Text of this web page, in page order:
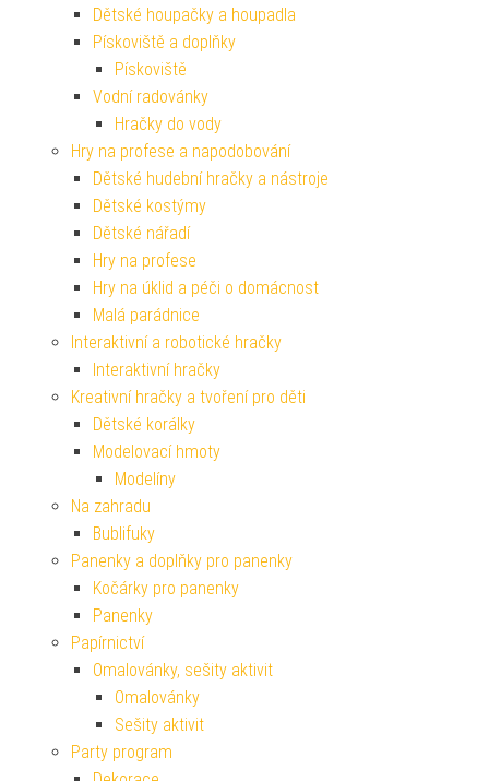
Dětské houpačky a houpadla
Pískoviště a doplňky
Pískoviště
Vodní radovánky
Hračky do vody
Hry na profese a napodobování
Dětské hudební hračky a nástroje
Dětské kostýmy
Dětské nářadí
Hry na profese
Hry na úklid a péči o domácnost
Malá parádnice
Interaktivní a robotické hračky
Interaktivní hračky
Kreativní hračky a tvoření pro děti
Dětské korálky
Modelovací hmoty
Modelíny
Na zahradu
Bublifuky
Panenky a doplňky pro panenky
Kočárky pro panenky
Panenky
Papírnictví
Omalovánky, sešity aktivit
Omalovánky
Sešity aktivit
Party program